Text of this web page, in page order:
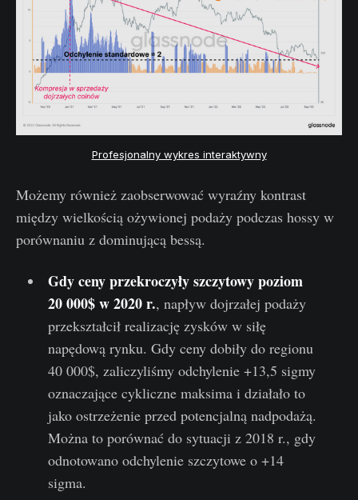
Profesjonalny wykres interaktywny
Możemy również zaobserwować wyraźny kontrast
między wielkością ożywionej podaży podczas hossy w
porównaniu z dominującą bessą.
Gdy ceny przekroczyły szczytowy poziom
20 000$ w 2020 r., napływ dojrzałej podaży
przekształcił realizację zysków w siłę
napędową rynku. Gdy ceny dobiły do regionu
40 000$, zaliczyliśmy odchylenie +13,5 sigmy
oznaczające cykliczne maksima i działało to
jako ostrzeżenie przed potencjalną nadpodażą.
Można to porównać do sytuacji z 2018 r., gdy
odnotowano odchylenie szczytowe o +14
sigma.